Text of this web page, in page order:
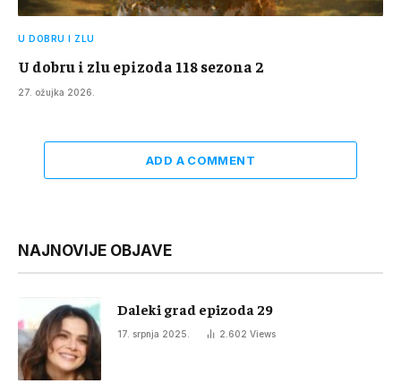
U DOBRU I ZLU
U dobru i zlu epizoda 118 sezona 2
27. ožujka 2026.
ADD A COMMENT
NAJNOVIJE OBJAVE
Daleki grad epizoda 29
17. srpnja 2025. 2.602 Views